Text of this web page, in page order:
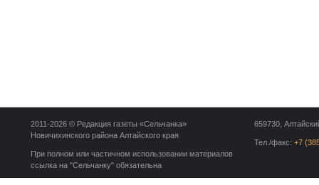
659730,
Тел./факс: +7
2011-2026 © Редакция газеты «Сельчанка»
Новичихинского района Алтайского края
При полном или частичном использовании материалов
ссылка на "Сельчанку" обязательна